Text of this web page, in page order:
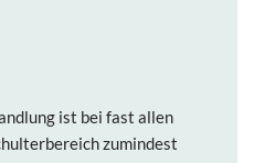
ist bei fast allen
zumindest